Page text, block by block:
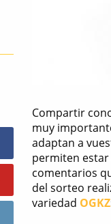
Compartir
muy
adaptan a
permiten estar
comentarios
del sorteo
variedad OGKZ